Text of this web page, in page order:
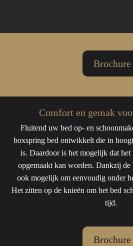
Brochure
Comfort en gemak
Fluitend uw bed op- en
boxspring bed ontwikkelt die in
is. Daardoor is het mogelijk dat het
opgemaakt kan worden. Dankzij
ook mogelijk om eenvoudig onder
Het zitten op de knieën om het bed
tijd.
Brochure